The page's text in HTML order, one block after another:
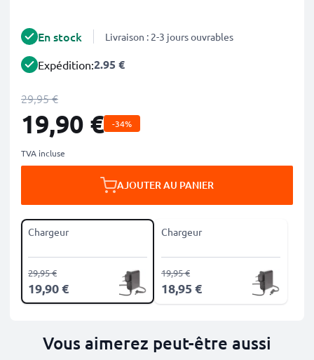
En stock Livraison : 2-3 jours ouvrables
Expédition:2.95 €
29,95 €
19,90 € -34%
TVA incluse
AJOUTER AU PANIER
Chargeur
19,90 €
29,95 €
Chargeur
18,95 €
19,95 €
Vous aimerez peut-être aussi